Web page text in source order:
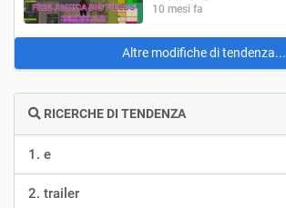
10 mesi fa
Altre modifiche di tendenza...
RICERCHE DI TENDENZA
1. e
2. trailer